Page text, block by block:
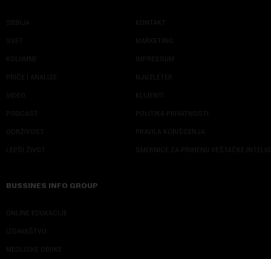
SRBIJA
SVET
KOLUMNE
PRIČE I ANALIZE
VIDEO
PODCAST
ODRŽIVOST
LEPŠI ŽIVOT
KONTAKT
MARKETING
IMPRESSUM
NJUZLETER
KLIJENTI
POLITIKA PRIVATNOSTI
PRAVILA KORIŠĆENJA
SMERNICE ZA PRIMENU VEŠTAČKE
BUSSINES INFO GROUP
ONLINE EDUKACIJE
IZDAVAŠTVO
MEDIJSKE OBUKE